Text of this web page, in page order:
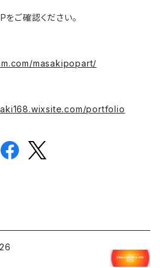
ご確認ください。
masakipopart/
portfolio